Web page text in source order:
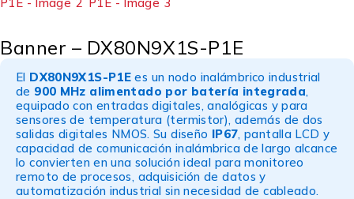
Banner – DX80N9X1S-P1E
El DX80N9X1S-P1E es un nodo inalámbrico industrial
de 900 MHz alimentado por batería integrada,
equipado con entradas digitales, analógicas y para
sensores de temperatura (termistor), además de dos
salidas digitales NMOS. Su diseño IP67, pantalla LCD y
capacidad de comunicación inalámbrica de largo alcance
lo convierten en una solución ideal para monitoreo
remoto de procesos, adquisición de datos y
automatización industrial sin necesidad de cableado.